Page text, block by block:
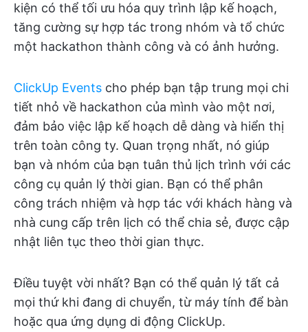
kiện có thể tối ưu hóa quy trình lập kế hoạch,
tăng cường sự hợp tác trong nhóm và tổ chức
một hackathon thành công và có ảnh hưởng.
ClickUp Events cho phép bạn tập trung mọi chi
tiết nhỏ về hackathon của mình vào một nơi,
đảm bảo việc lập kế hoạch dễ dàng và hiển thị
trên toàn công ty. Quan trọng nhất, nó giúp
bạn và nhóm của bạn tuân thủ lịch trình với các
công cụ quản lý thời gian. Bạn có thể phân
công trách nhiệm và hợp tác với khách hàng và
nhà cung cấp trên lịch có thể chia sẻ, được cập
nhật liên tục theo thời gian thực.
Điều tuyệt vời nhất? Bạn có thể quản lý tất cả
mọi thứ khi đang di chuyển, từ máy tính để bàn
hoặc qua ứng dụng di động ClickUp.